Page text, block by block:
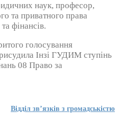
наук, професор,
та приватного права
фінансів.
голосування
Інзі ГУДИМ ступінь
08 Право за
Відділ зв’язків з громадськістю